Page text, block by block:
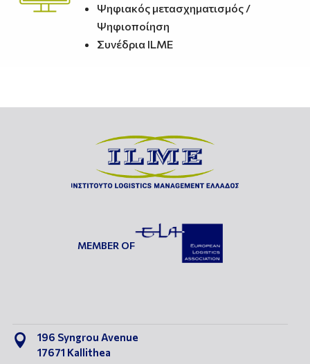
Ψηφιακός μετασχηματισμός /
Ψηφιοποίηση
Συνέδρια ILME
MEMBER OF

196 Syngrou Avenue
17671 Kallithea